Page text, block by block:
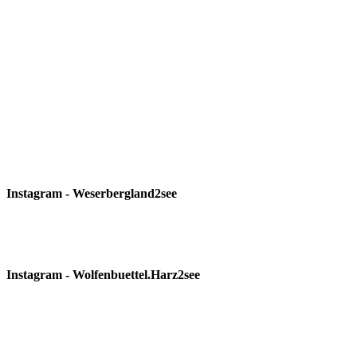
Instagram - Weserbergland2see
Instagram - Wolfenbuettel.Harz2see